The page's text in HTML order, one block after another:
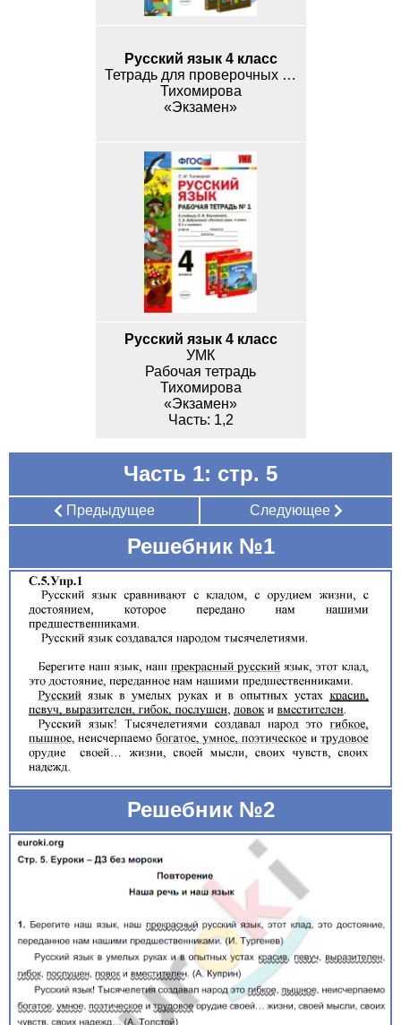
Русский язык 4 класс
Тетрадь для проверочных работ
Тихомирова
«Экзамен»
Русский язык 4 класс
УМК
Рабочая тетрадь
Тихомирова
«Экзамен»
1,2
Часть 1: стр. 5
Предыдущее Следующее
Решебник №1
Решебник №2